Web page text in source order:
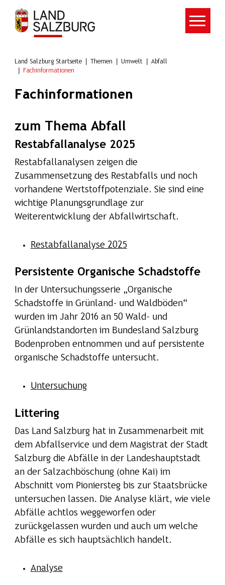
Zum Hauptinhalt springen
Land Salzburg Startseite Themen Umwelt
Abfall
Fachinformationen
Fachinformationen
zum Thema Abfall
Restabfallanalyse 2025
Restabfallanalysen zeigen die
Zusammensetzung des Restabfalls und noch
vorhandene Wertstoffpotenziale. Sie sind eine
wichtige Planungsgrundlage zur
Weiterentwicklung der Abfallwirtschaft.
Restabfallanalyse 2025
Persistente Organische Schadstoffe
​In der Untersuchungsserie „Organische
Schadstoffe in Grünland- und Waldböden“
wurden im Jahr 2016 an 50 Wald- und
Grünlandstandorten im Bundesland Salzburg
Bodenproben entnommen und auf persistente
organische Schadstoffe untersucht.
Untersuchung
Littering
Das Land Salzburg hat in Zusammenarbeit mit
dem Abfallservice und dem Magistrat der Stadt
Salzburg die Abfälle in der Landeshauptstadt
an der Salzachböschung (ohne Kai) im
Abschnitt vom Pioniersteg bis zur Staatsbrücke
untersuchen lassen. Die Analyse klärt, wie viele
Abfälle achtlos weggeworfen oder
zurückgelassen wurden und auch um welche
Abfälle es sich hauptsächlich handelt.
Analyse